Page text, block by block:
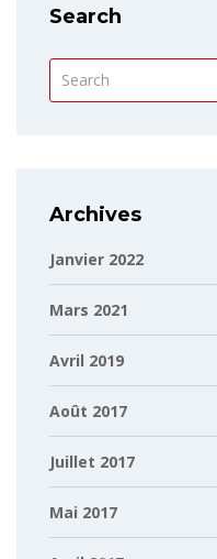
Search
Archives
Janvier 2022
Mars 2021
Avril 2019
Août 2017
Juillet 2017
Mai 2017